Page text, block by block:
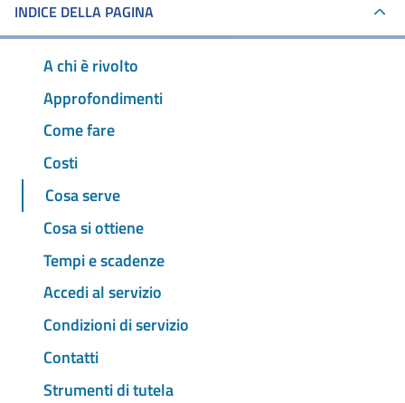
INDICE DELLA PAGINA
A chi è rivolto
Approfondimenti
Come fare
Costi
Cosa serve
Cosa si ottiene
Tempi e scadenze
Accedi al servizio
Condizioni di servizio
Contatti
Strumenti di tutela